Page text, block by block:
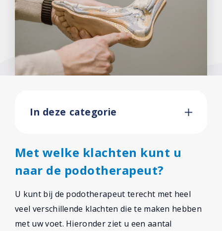
Over ons
In deze categorie
Met welke klachten kunt u
naar de podotherapeut?
U kunt bij de podotherapeut terecht met heel
veel verschillende klachten die te maken hebben
met uw voet. Hieronder ziet u een aantal